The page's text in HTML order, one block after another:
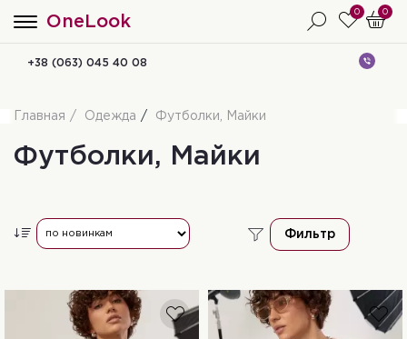
OneLook
0 0
+38 (063) 045 40 08
Главная Одежда Футболки, Майки
Футболки, Майки
Фильтр